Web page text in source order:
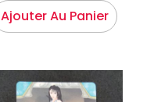
Ajouter Au Panier